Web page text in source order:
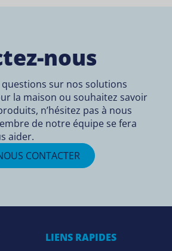
nous
questions sur nos solutions
la maison ou souhaitez savoir
n’hésitez pas à nous
de notre équipe se fera
aider.
CONTACTER
LIENS RAPIDES